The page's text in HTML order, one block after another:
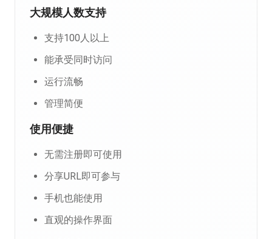
大规模人数支持
支持100人以上
能承受同时访问
运行流畅
管理简便
使用便捷
无需注册即可使用
分享URL即可参与
手机也能使用
直观的操作界面